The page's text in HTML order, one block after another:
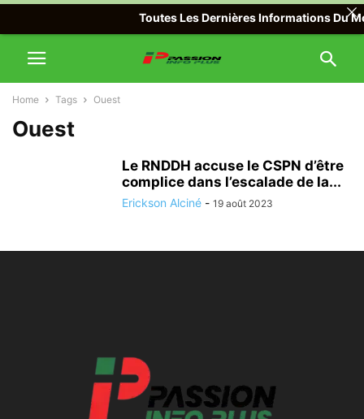
Home Tags Ouest
Ouest
Le RNDDH accuse le CSPN d’être
complice dans l’escalade de la...
Erickson Alciné - 19 août 2023
Toutes Les Dernières Informations Du